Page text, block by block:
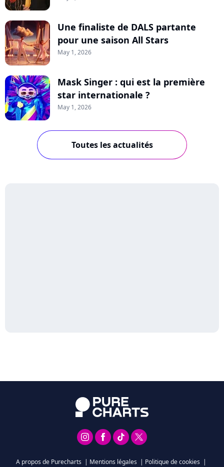
Une finaliste de DALS partante
pour une saison All Stars
May 1, 2026
Mask Singer : qui est la première
star internationale ?
May 1, 2026
Toutes les actualités
A propos de Purecharts | Mentions légales | Politique de cookies |